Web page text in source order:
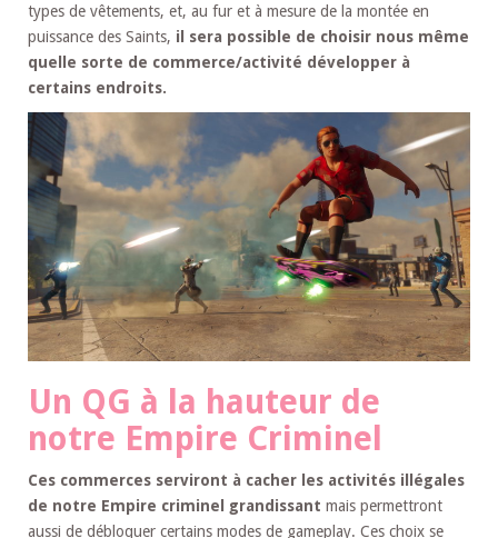
types de vêtements, et, au fur et à mesure de la montée en
puissance des Saints, il sera possible de choisir nous même
quelle sorte de commerce/activité développer à
certains endroits.
Un QG à la hauteur de
notre Empire Criminel
Ces commerces serviront à cacher les activités illégales
de notre Empire criminel grandissant mais permettront
aussi de débloquer certains modes de gameplay. Ces choix se